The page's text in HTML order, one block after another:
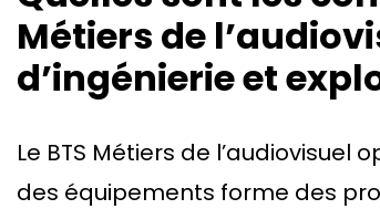
Métiers de
d’ingénierie et
Le BTS Métiers de l’audiovisuel
des équipements forme des